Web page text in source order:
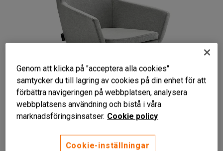
Genom att klicka på "acceptera alla cookies"
samtycker du till lagring av cookies på din enhet för att
förbättra navigeringen på webbplatsen, analysera
webbplatsens användning och bistå i våra
marknadsföringsinsatser. Cookie policy
Cookie-inställningar